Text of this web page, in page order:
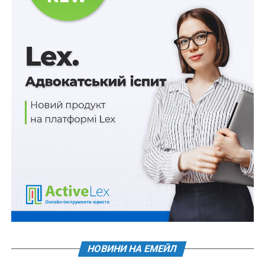
бойових діях і при цьому не отримали статусу
учасника бойових дій або особи з інвалідністю
– осіб, які мають особливі заслуги перед
Батьківщиною;
– постраждалих учасників Революції Гідності;
– осіб з числа військовослужбовців, стосовно яких
встановлено факт позбавлення особистої свободи
внаслідок збройної агресії проти України;
– членів сімей осіб, визначених в абзацах другому –
шостому цього пункту;
– членів сімей загиблих (померлих) ветеранів війни;
– членів сімей загиблих (померлих) Захисників і
НОВИНИ НА ЕМЕЙЛ